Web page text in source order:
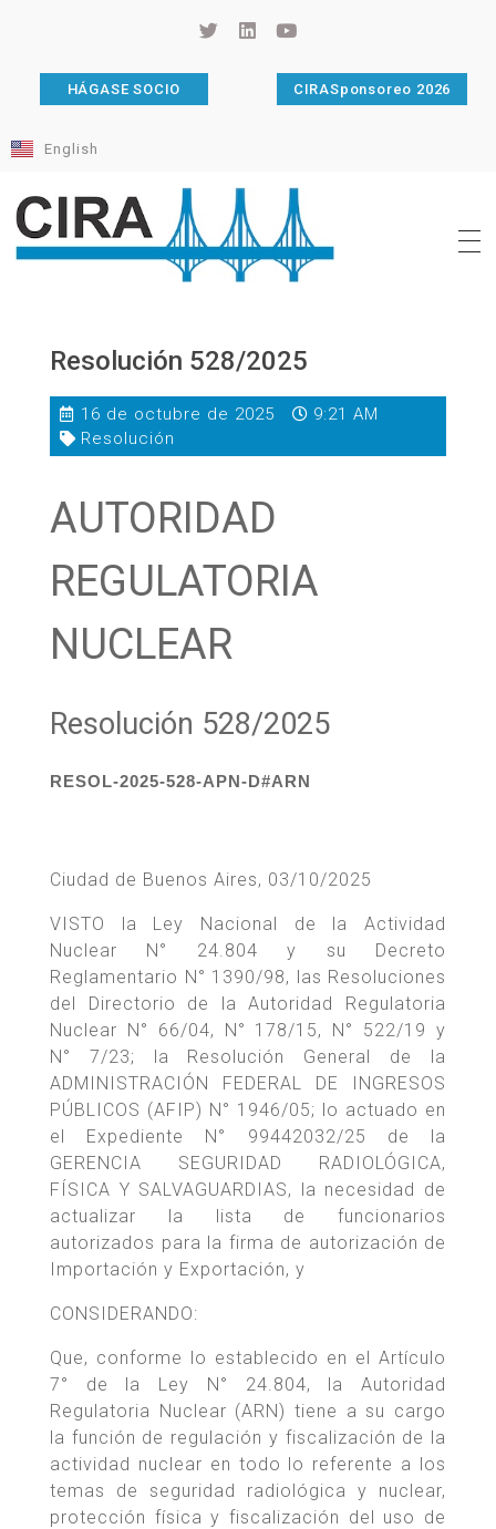
HÁGASE SOCIO CIRASponsoreo 2026
English
Resolución 528/2025
16 de octubre de 2025
9:21 AM
Resolución
AUTORIDAD
REGULATORIA
NUCLEAR
Resolución 528/2025
RESOL-2025-528-APN-D#ARN
Ciudad de Buenos Aires, 03/10/2025
VISTO la Ley Nacional de la Actividad
Nuclear N° 24.804 y su Decreto
Reglamentario N° 1390/98, las Resoluciones
del Directorio de la Autoridad Regulatoria
Nuclear N° 66/04, N° 178/15, N° 522/19 y
N° 7/23; la Resolución General de la
ADMINISTRACIÓN FEDERAL DE INGRESOS
PÚBLICOS (AFIP) N° 1946/05; lo actuado en
el Expediente N° 99442032/25 de la
GERENCIA SEGURIDAD RADIOLÓGICA,
FÍSICA Y SALVAGUARDIAS, la necesidad de
actualizar la lista de funcionarios
autorizados para la firma de autorización de
Importación y Exportación, y
CONSIDERANDO:
Que, conforme lo establecido en el Artículo
7° de la Ley N° 24.804, la Autoridad
Regulatoria Nuclear (ARN) tiene a su cargo
la función de regulación y fiscalización de la
actividad nuclear en todo lo referente a los
temas de seguridad radiológica y nuclear,
protección física y fiscalización del uso de